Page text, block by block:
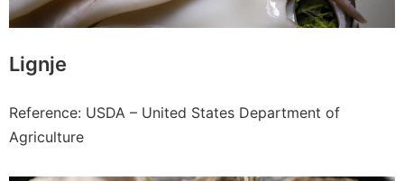
Lignje
Reference: USDA – United States Department of
Agriculture